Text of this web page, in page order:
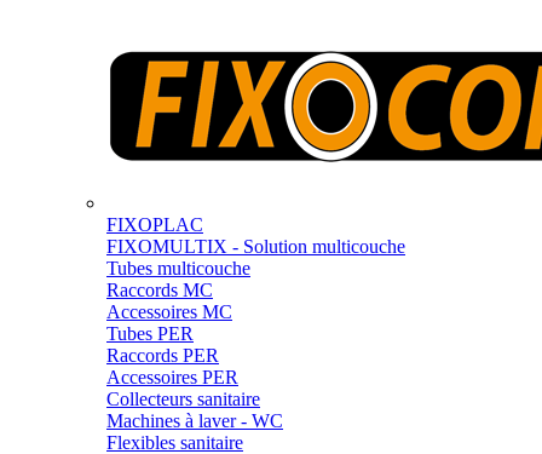
FIXOPLAC
FIXOMULTIX - Solution multicouche
Tubes multicouche
Raccords MC
Accessoires MC
Tubes PER
Raccords PER
Accessoires PER
Collecteurs sanitaire
Machines à laver - WC
Flexibles sanitaire